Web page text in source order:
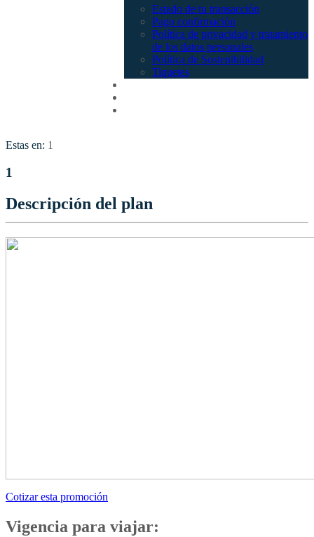
Estado de tu transacción
Pago confirmación
Política de privacidad y tratamiento
de los datos personales
Política de Sostenibilidad
Tiquetes
Estas en: 1
1
Descripción del plan
Cotizar esta promoción
Vigencia para viajar: